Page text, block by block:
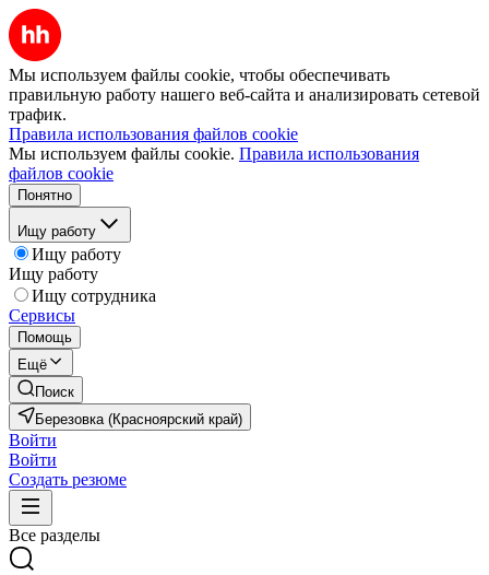
Мы используем файлы cookie, чтобы обеспечивать
правильную работу нашего веб-сайта и анализировать сетевой
трафик.
Правила использования файлов cookie
Мы используем файлы cookie. Правила использования
файлов cookie
Понятно
Ищу работу
Ищу работу
Ищу работу
Ищу сотрудника
Сервисы
Помощь
Ещё
Поиск
Березовка (Красноярский край)
Войти
Войти
Создать резюме
Все разделы